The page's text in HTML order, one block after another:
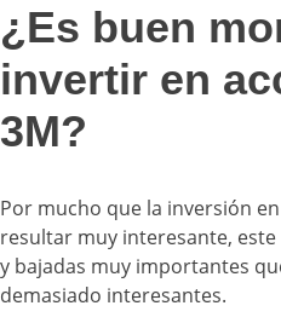
¿Es buen
invertir en
3M?
Por mucho que la inversión en
resultar muy interesante,
y bajadas muy importantes
demasiado interesantes.